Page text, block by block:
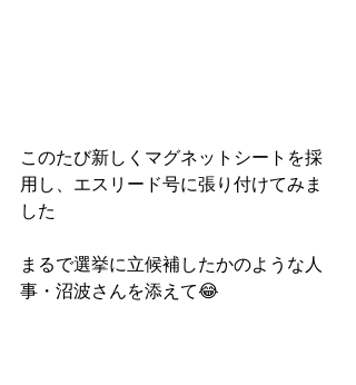
このたび新しくマグネットシートを採
用し、エスリード号に張り付けてみま
した
まるで選挙に立候補したかのような人
事・沼波さんを添えて😂